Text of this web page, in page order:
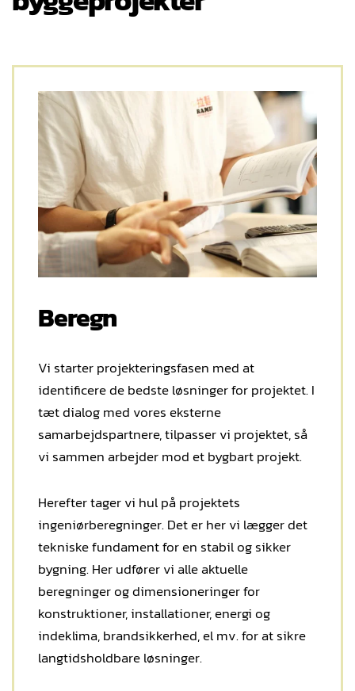
Beregn
Vi starter projekteringsfasen med at
identificere de bedste løsninger for projektet. I
tæt dialog med vores eksterne
samarbejdspartnere, tilpasser vi projektet, så
vi sammen arbejder mod et bygbart projekt.
Herefter tager vi hul på projektets
ingeniørberegninger. Det er her vi lægger det
tekniske fundament for en stabil og sikker
bygning. Her udfører vi alle aktuelle
beregninger og dimensioneringer for
konstruktioner, installationer, energi og
indeklima, brandsikkerhed, el mv. for at sikre
langtidsholdbare løsninger.